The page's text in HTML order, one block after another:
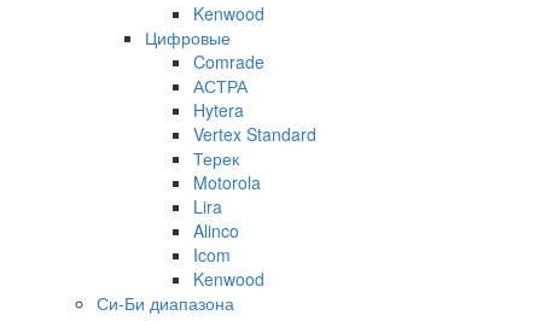
Kenwood
Цифровые
Comrade
АСТРА
Hytera
Vertex Standard
Терек
Motorola
Lira
Alinco
Icom
Kenwood
Си-Би диапазона